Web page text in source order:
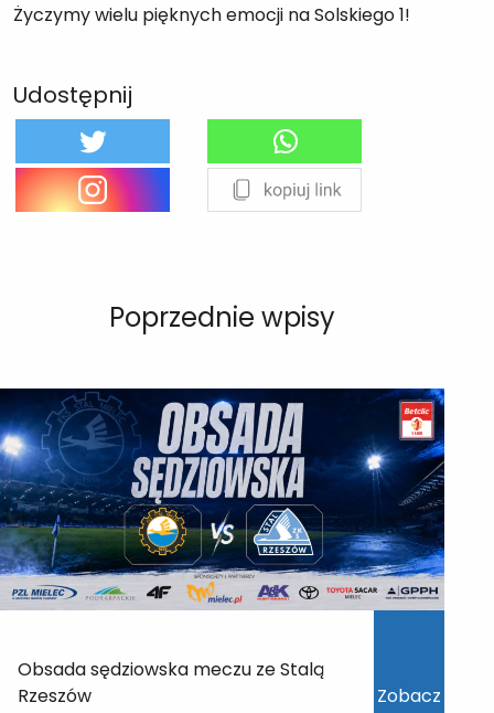
Życzymy wielu pięknych emocji na Solskiego 1!
Udostępnij
Poprzednie wpisy
Obsada sędziowska meczu ze Stalą
Rzeszów
Zobacz